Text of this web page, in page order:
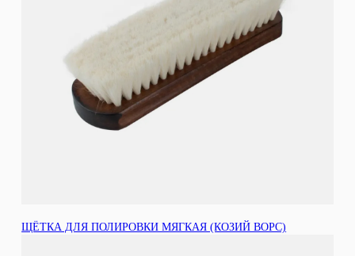
ЩЁТКА ДЛЯ ПОЛИРОВКИ МЯГКАЯ (КОЗИЙ ВОРС)